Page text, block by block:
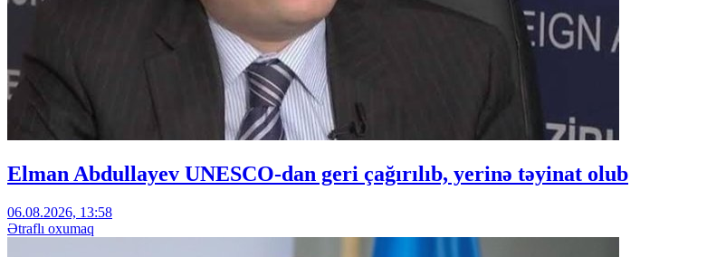
Elman Abdullayev UNESCO-dan geri çağırılıb, yerinə təyinat olub
06.08.2026, 13:58
Ətraflı oxumaq